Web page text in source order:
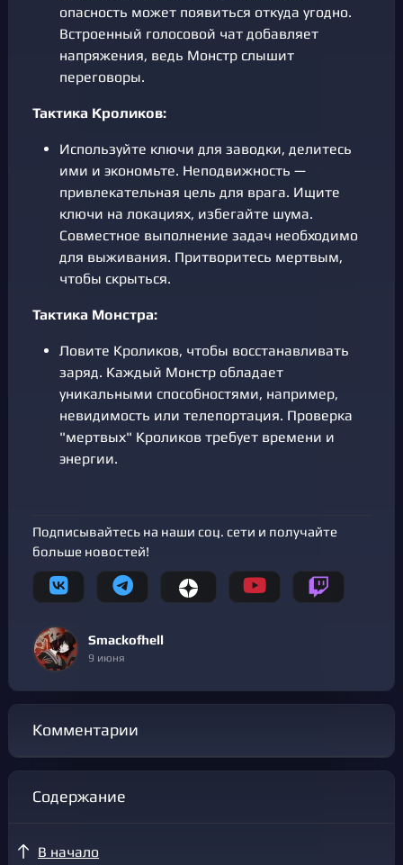
опасность может появиться откуда угодно.
Встроенный голосовой чат добавляет
напряжения, ведь Монстр слышит
переговоры.
Тактика Кроликов:
Используйте ключи для заводки, делитесь
ими и экономьте. Неподвижность —
привлекательная цель для врага. Ищите
ключи на локациях, избегайте шума.
Совместное выполнение задач необходимо
для выживания. Притворитесь мертвым,
чтобы скрыться.
Тактика Монстра:
Ловите Кроликов, чтобы восстанавливать
заряд. Каждый Монстр обладает
уникальными способностями, например,
невидимость или телепортация. Проверка
"мертвых" Кроликов требует времени и
энергии.
Подписывайтесь на наши соц. сети и получайте
больше новостей!
Smackofhell
9 июня
Комментарии
Содержание
В начало